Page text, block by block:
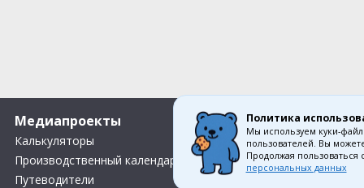
Медиапроекты
Калькуляторы
Производственный календарь
Путеводители
О компании
Вакансии
О нас
Контакты
Политика
Мы используем куки-
пользователей. Вы
Продолжая
персональных данных